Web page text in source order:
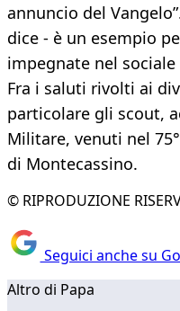
annuncio del
dice - è un esempio
impegnate nel
Fra i saluti rivolti ai
particolare gli scout,
Militare, venuti nel
di Montecassino.
© RIPRODUZIONE
Seguici anche su
Altro di Papa